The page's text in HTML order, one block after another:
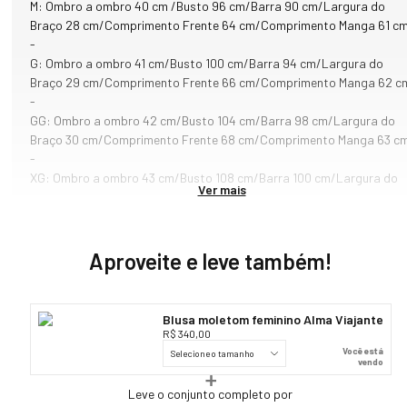
amenas ou como camada intermediária em dias mais frios,
grande diferencial. Um tom claro e contemporâneo, que transmite
leveza e sofisticação, além de iluminar os looks de inverno e trazer
Viajante azul celeste é uma peça que traduz conforto com
Principais características do tecido utilizado no desenvolvimento
em um material com toque natural suave e confortável, além de uma
superfície lisa, sedosa e regular;
evitar a torção durante o uso e lavagem;
- As matérias-primas e processos utilizados no desenvolvimento
deste produto são inovadores e o resultado é um tecido sem
- Não amassa com facilidade;
Ver mais
M: Ombro a ombro 40 cm /Busto 96 cm/Barra 90 cm/Largura do
Braço 28 cm/Comprimento Frente 64 cm/Comprimento Manga 61
-
G: Ombro a ombro 41 cm/Busto 100 cm/Barra 94 cm/Largura do
Braço 29 cm/Comprimento Frente 66 cm/Comprimento Manga 62
-
GG: Ombro a ombro 42 cm/Busto 104 cm/Barra 98 cm/Largura do
Braço 30 cm/Comprimento Frente 68 cm/Comprimento Manga 63
-
XG: Ombro a ombro 43 cm/Busto 108 cm/Barra 100 cm/Largura do
Braço 31 cm/Comprimento Frente 68 cm/Comprimento Manga 63 cm
Aproveite e leve também!
Você está
vendo
Blusa moletom feminino Alma Viajante
R$ 340,00
Selecione o tamanho
Leve o conjunto completo por